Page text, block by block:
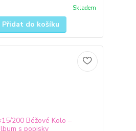
Skladem
Přidat do košíku